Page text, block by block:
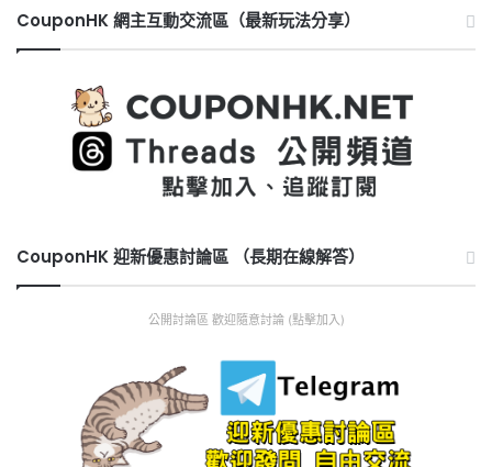
CouponHK 網主互動交流區（最新玩法分享）
CouponHK 迎新優惠討論區 （長期在線解答）
公開討論區 歡迎隨意討論 (點擊加入)